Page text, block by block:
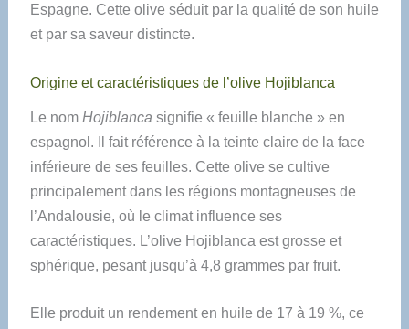
Espagne. Cette olive séduit par la qualité de son huile
et par sa saveur distincte.
Origine et caractéristiques de l’olive Hojiblanca
Le nom Hojiblanca signifie « feuille blanche » en
espagnol. Il fait référence à la teinte claire de la face
inférieure de ses feuilles. Cette olive se cultive
principalement dans les régions montagneuses de
l’Andalousie, où le climat influence ses
caractéristiques. L’olive Hojiblanca est grosse et
sphérique, pesant jusqu’à 4,8 grammes par fruit.
Elle produit un rendement en huile de 17 à 19 %, ce